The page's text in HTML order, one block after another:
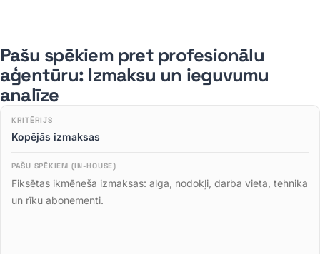
Pašu spēkiem pret profesionālu
aģentūru: Izmaksu un ieguvumu
analīze
Kritērijs
Profesionāla aģentūra / Partneris
Kopējās izmaksas
Fiksētas ikmēneša izmaksas: alga, nodokļi, darba vieta, tehnika
un rīku abonementi.